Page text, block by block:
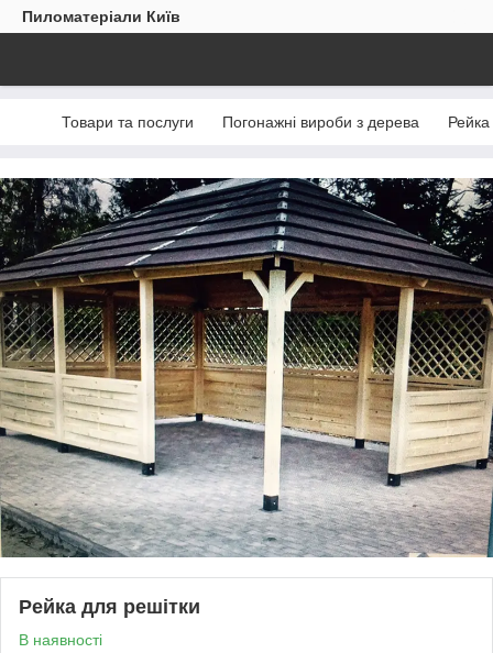
Пиломатеріали Київ
Товари та послуги Погонажні вироби з дерева
Рейка для решітки
В наявності